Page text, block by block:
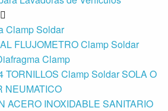
Clamp Soldar
FLUJOMETRO Clamp Soldar
Clamp
TORNILLOS Clamp Soldar SOLA O
NEUMATICO
ACERO INOXIDABLE SANITARIO